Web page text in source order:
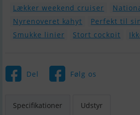
Lækker weekend cruiser
Nyrenoveret kahyt
Perfekt til
Smukke linier
Stort cockpit
Del Følg os
Specifikationer Udstyr